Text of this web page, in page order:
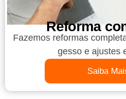
Reforma
Fazemos reformas
gesso e ajustes
Saiba